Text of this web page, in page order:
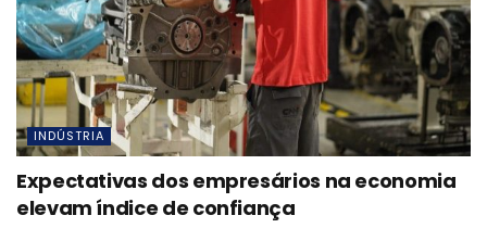
INDÚSTRIA
Expectativas dos empresários na economia
elevam índice de confiança